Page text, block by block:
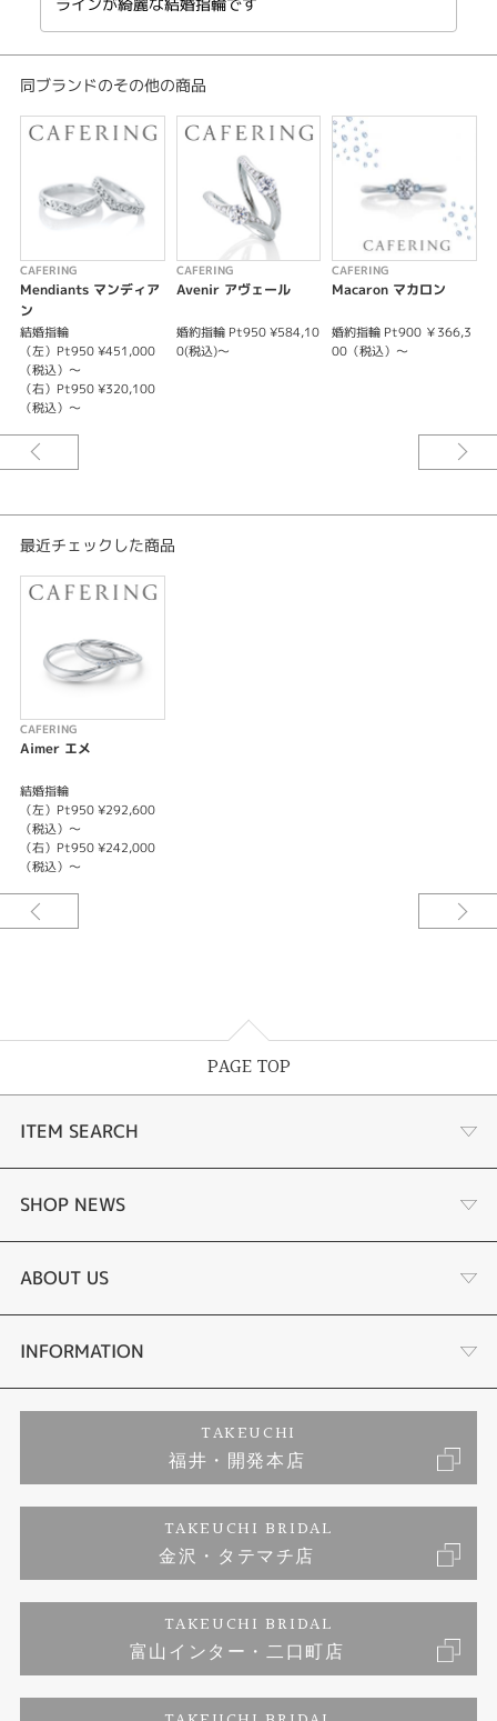
ふたりのライフスタイルにしっくり馴染む、繊細な細身のライン。シンプル
る結婚指輪です。
ねください。
同ブランドのその他の商品
CAFERING
Mendiants マンディア
ン
結婚指輪
（左）Pt950 ¥451,000
（税込）～
（右）Pt950 ¥320,100
（税込）～
CAFERING
Avenir アヴェール
婚約指輪 Pt950 ¥584,10
0(税込)～
CAFERING
Macaron マカロン
婚約指輪 Pt900 ￥366,3
00（税込）～
最近チェックした商品
CAFERING
Aimer エメ
結婚指輪
（左）Pt950 ¥292,600
（税込）～
（右）Pt950 ¥242,000
（税込）～
PAGE TOP
ITEM SEARCH
婚約指輪
結婚指輪
セットリング
エタニティーリング
婚約ネックレス
SHOP NEWS
サプライズプロポーズ相談室
ダイヤモンドカッターブランド
アフターメンテナンス
金澤工房｜手作りペアリング
金澤工房｜手作り結婚指輪
金澤工房｜手作り婚約指輪プロポーズプラン
ABOUT US
店舗情報
お客様の声
INFORMATION
プライバシーポリシー
TAKEUCHI
福井・開発本店
TAKEUCHI BRIDAL
金沢・タテマチ店
TAKEUCHI BRIDAL
富山インター・二口町店